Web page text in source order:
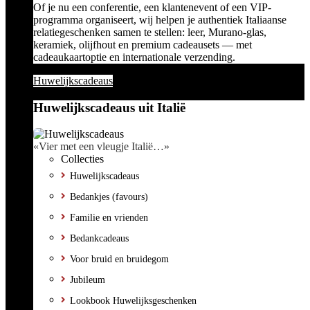
Of je nu een conferentie, een klantenevent of een VIP-
programma organiseert, wij helpen je authentiek Italiaanse
relatiegeschenken samen te stellen: leer, Murano-glas,
keramiek, olijfhout en premium cadeausets — met
cadeaukaartoptie en internationale verzending.
Huwelijkscadeaus
Huwelijkscadeaus uit Italië
«Vier met een vleugje Italië…»
Collecties
Huwelijkscadeaus
Bedankjes (favours)
Familie en vrienden
Bedankcadeaus
Voor bruid en bruidegom
Jubileum
Lookbook Huwelijksgeschenken